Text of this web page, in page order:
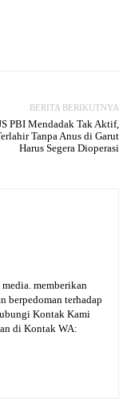
BERITA BERIKUTNYA
PBI Mendadak Tak Aktif,
Tanpa Anus di Garut
Harus Segera Dioperasi
memberikan
berpedoman terhadap
Kontak Kami
di Kontak WA: